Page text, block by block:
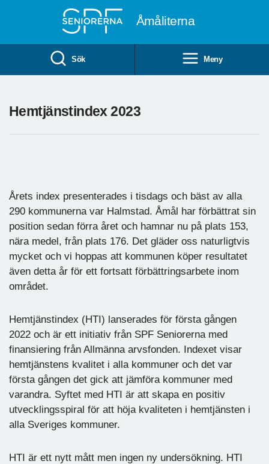
Åmåliterna
Sök Meny
Hemtjänstindex 2023
Årets index presenterades i tisdags och bäst av alla
290 kommunerna var Halmstad. Åmål har förbättrat sin
position sedan förra året och hamnar nu på plats 153,
nära medel, från plats 176. Det gläder oss naturligtvis
mycket och vi hoppas att kommunen köper resultatet
även detta år för ett fortsatt förbättringsarbete inom
området.
Hemtjänstindex (HTI) lanserades för första gången
2022 och är ett initiativ från SPF Seniorerna med
finansiering från Allmänna arvsfonden. Indexet visar
hemtjänstens kvalitet i alla kommuner och det var
första gången det gick att jämföra kommuner med
varandra. Syftet med HTI är att skapa en positiv
utvecklingsspiral för att höja kvaliteten i hemtjänsten i
alla Sveriges kommuner.
HTI är ett nytt mått men ingen ny undersökning. HTI